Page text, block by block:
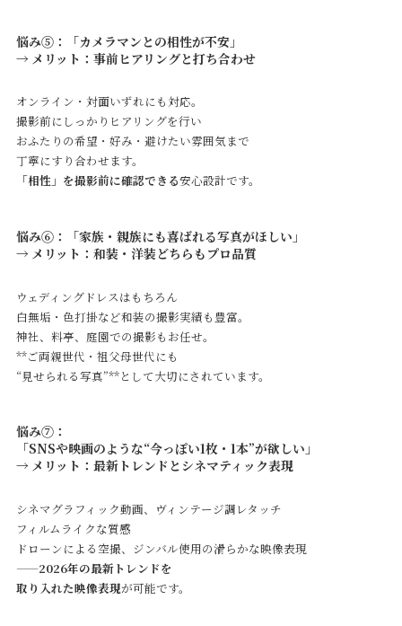
悩み⑤：「カメラマンとの相性が不安」
→ メリット：事前ヒアリングと打ち合わせ
オンライン・対面いずれにも対応。
撮影前にしっかりヒアリングを行い
おふたりの希望・好み・避けたい雰囲気まで
丁寧にすり合わせます。
「相性」を撮影前に確認できる安心設計です。
悩み⑥：「家族・親族にも喜ばれる写真がほしい」
→ メリット：和装・洋装どちらもプロ品質
ウェディングドレスはもちろん
白無垢・色打掛など和装の撮影実績も豊富。
神社、料亭、庭園での撮影もお任せ。
**ご両親世代・祖父母世代にも
“見せられる写真”**として大切にされています。
悩み⑦：
「SNSや映画のような“今っぽい1枚・1本”が欲しい」
→ メリット：最新トレンドとシネマティック表現
シネマグラフィック動画、ヴィンテージ調レタッチ
フィルムライクな質感
ドローンによる空撮、ジンバル使用の滑らかな映像表現
——2026年の最新トレンドを
取り入れた映像表現が可能です。